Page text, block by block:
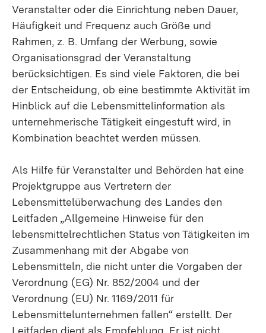
Veranstalter oder die Einrichtung neben Dauer,
Häufigkeit und Frequenz auch Größe und
Rahmen, z. B. Umfang der Werbung, sowie
Organisationsgrad der Veranstaltung
berücksichtigen. Es sind viele Faktoren, die bei
der Entscheidung, ob eine bestimmte Aktivität im
Hinblick auf die Lebensmittelinformation als
unternehmerische Tätigkeit eingestuft wird, in
Kombination beachtet werden müssen.
Als Hilfe für Veranstalter und Behörden hat eine
Projektgruppe aus Vertretern der
Lebensmittelüberwachung des Landes den
Leitfaden „Allgemeine Hinweise für den
lebensmittelrechtlichen Status von Tätigkeiten im
Zusammenhang mit der Abgabe von
Lebensmitteln, die nicht unter die Vorgaben der
Verordnung (EG) Nr. 852/2004 und der
Verordnung (EU) Nr. 1169/2011 für
Lebensmittelunternehmen fallen“ erstellt. Der
Leitfaden dient als Empfehlung. Er ist nicht